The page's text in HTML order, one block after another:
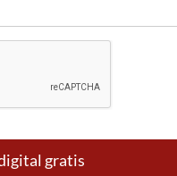
a precio de tienda.
gratis